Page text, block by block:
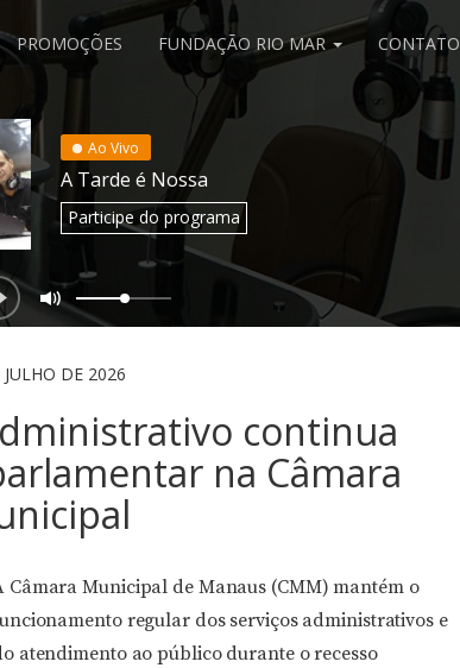
PROMOÇÕES FUNDAÇÃO RIO MAR CONTATO
Ao Vivo
A Tarde é Nossa
Participedo programa
JULHO DE 2026
continua
na Câmara
Câmara Municipal de Manaus (CMM) mantém o
regular dos serviços administrativos e
atendimento ao público durante o recesso